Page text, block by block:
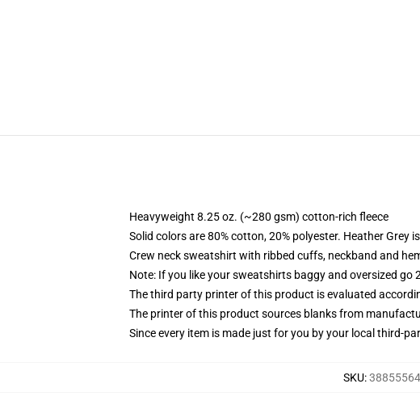
Heavyweight 8.25 oz. (~280 gsm) cotton-rich fleece
Solid colors are 80% cotton, 20% polyester. Heather Grey
Crew neck sweatshirt with ribbed cuffs, neckband and
Note: If you like your sweatshirts baggy and oversized go
The third party printer of this product is evaluated
The printer of this product sources blanks from
Since every item is made just for you by your local third-
SKU: